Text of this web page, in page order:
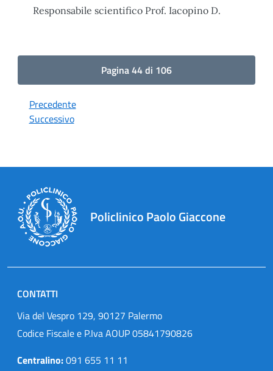
Responsabile scientifico Prof. Iacopino D.
Pagina 44 di 106
Precedente
Successivo
Policlinico Paolo Giaccone
CONTATTI
Via del Vespro 129, 90127 Palermo
Codice Fiscale e P.Iva AOUP 05841790826
Centralino:091 655 11 11